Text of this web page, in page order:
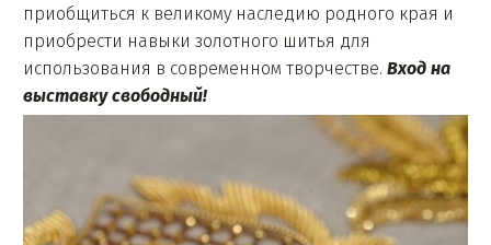
приобщиться к великому наследию родного края и
приобрести навыки золотного шитья для
использования в современном творчестве. Вход на
выставку свободный!